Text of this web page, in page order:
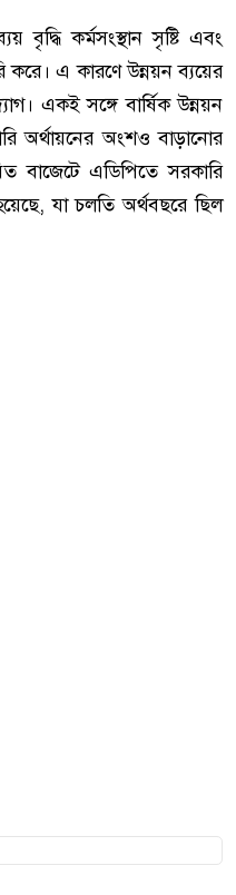
বৃদ্ধি কর্মসংস্থান সৃষ্টি এবং
এ কারণে উন্নয়ন ব্যয়ের
একই সঙ্গে বার্ষিক উন্নয়ন
অর্থায়নের অংশও বাড়ানোর
বাজেটে এডিপিতে সরকারি
যা চলতি অর্থবছরে ছিল